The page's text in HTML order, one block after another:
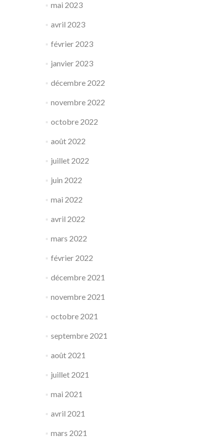
mai 2023
avril 2023
février 2023
janvier 2023
décembre 2022
novembre 2022
octobre 2022
août 2022
juillet 2022
juin 2022
mai 2022
avril 2022
mars 2022
février 2022
décembre 2021
novembre 2021
octobre 2021
septembre 2021
août 2021
juillet 2021
mai 2021
avril 2021
mars 2021